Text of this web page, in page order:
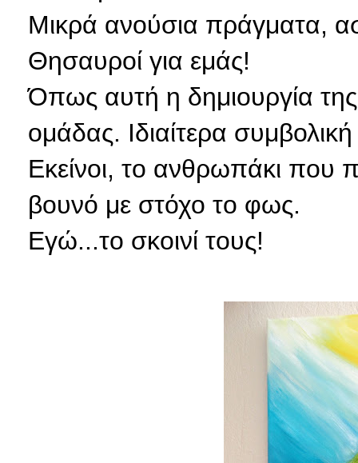
Μικρά ανούσια πράγματα,
Θησαυροί για εμάς!
Όπως αυτή η δημιουργία της
ομάδας. Ιδιαίτερα
Εκείνοι, το ανθρωπάκι που
βουνό με στόχο το φως.
Εγώ...το σκοινί τους!